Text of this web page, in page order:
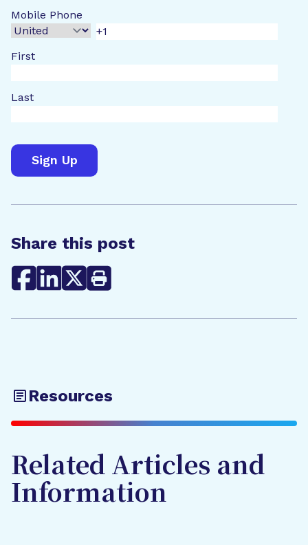
Mobile Phone
First
Last
Share this post
Resources
Related Articles and
Information